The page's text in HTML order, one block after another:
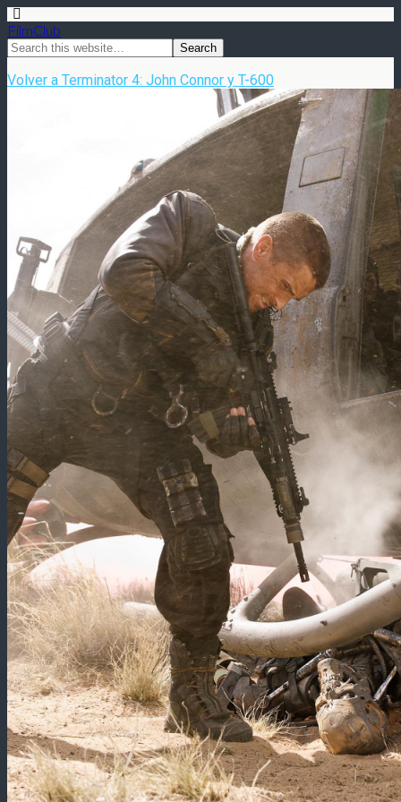
FilmClub
Volver a Terminator 4: John Connor y T-600